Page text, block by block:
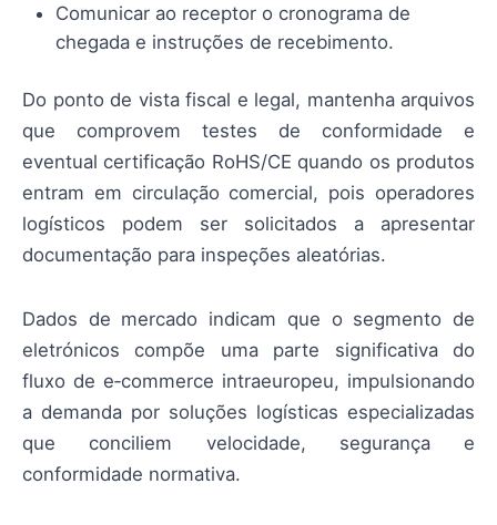
Comunicar ao receptor o cronograma de
chegada e instruções de recebimento.
Do ponto de vista fiscal e legal, mantenha arquivos
que comprovem testes de conformidade e
eventual certificação RoHS/CE quando os produtos
entram em circulação comercial, pois operadores
logísticos podem ser solicitados a apresentar
documentação para inspeções aleatórias.
Dados de mercado indicam que o segmento de
eletrónicos compõe uma parte significativa do
fluxo de e‑commerce intraeuropeu, impulsionando
a demanda por soluções logísticas especializadas
que conciliem velocidade, segurança e
conformidade normativa.